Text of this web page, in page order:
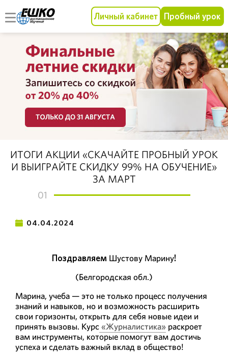
Личный кабинет Пробный урок
ИТОГИ АКЦИИ «СКАЧАЙТЕ ПРОБНЫЙ УРОК
И ВЫИГРАЙТЕ СКИДКУ 99% НА ОБУЧЕНИЕ»
ЗА МАРТ
01
04.04.2024
Поздравляем Шустову Марину!
(Белгородская обл.)
Марина, учеба — это не только процесс получения
знаний и навыков, но и возможность расширить
свои горизонты, открыть для себя новые идеи и
принять вызовы. Курс«Журналистика» раскроет
вам инструменты, которые помогут вам достичь
успеха и сделать важный вклад в общество!